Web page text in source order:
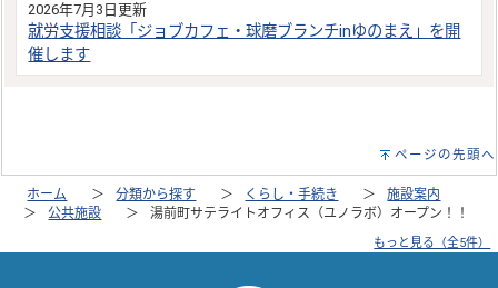
2026年7月3日更新
就労支援相談「ジョブカフェ・球磨ブランチinゆのまえ」を開
催します
ページの先頭へ
ホーム 分類から探す くらし・手続き
施設案内
公共施設
湯前町サテライトオフィス（ユノラボ）オープン！！
もっと見る（全5件）